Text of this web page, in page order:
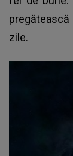
zile.